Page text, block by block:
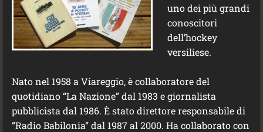
uno dei più grandi
conoscitori
dell’hockey
versiliese.
Nato nel 1958 a Viareggio, è collaboratore del
quotidiano “La Nazione” dal 1983 e giornalista
pubblicista dal 1986. È stato direttore responsabile di
“Radio Babilonia” dal 1987 al 2000. Ha collaborato con